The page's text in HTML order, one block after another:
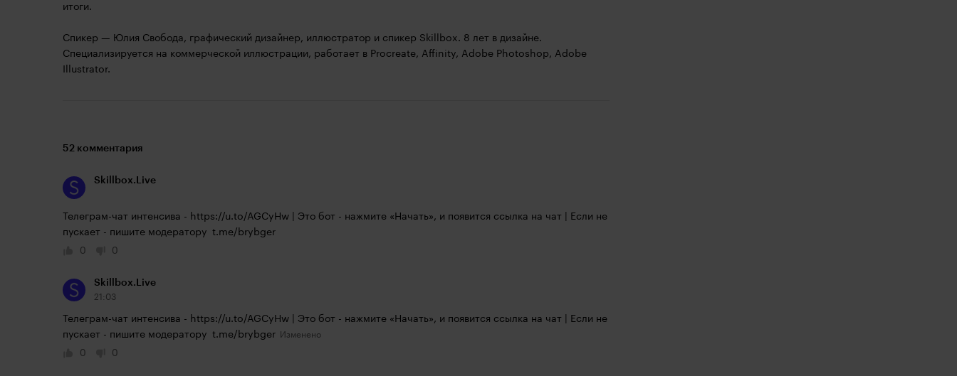
итоги.
Спикер — Юлия Свобода, графический дизайнер, иллюстратор и спикер Skillbox. 8 лет в дизайне.
Специализируется на коммерческой иллюстрации, работает в Procreate, Affinity, Adobe Photoshop, Adobe
Illustrator.
52 комментария
Skillbox.Live
Телеграм-чат интенсива - https://u.to/AGCyHw | Это бот - нажмите «Начать», и появится ссылка на чат | Если не
пускает - пишите модератору t.me/brybger
0
0
Skillbox.Live
21:03
Телеграм-чат интенсива - https://u.to/AGCyHw | Это бот - нажмите «Начать», и появится ссылка на чат | Если не
пускает - пишите модератору t.me/brybger
0
0